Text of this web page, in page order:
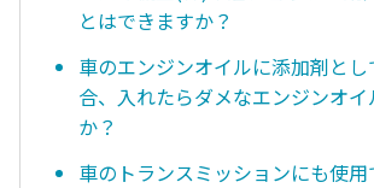
とはできますか？
車のエンジンオイルに添加剤と
合、入れたらダメなエンジンオ
か？
車のトランスミッションにも使用